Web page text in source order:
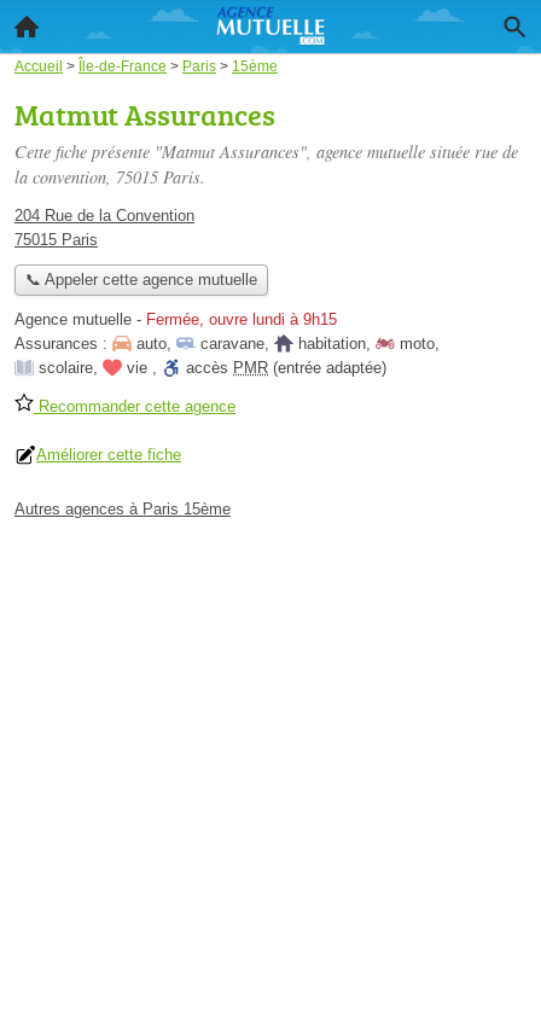
Accueil > Île-de-France > Paris > 15ème
Matmut Assurances
Cette fiche présente "Matmut Assurances", agence mutuelle située rue de
la convention, 75015 Paris.
204 Rue de la Convention
75015 Paris
📞 Appeler cette agence mutuelle
Agence mutuelle - Fermée, ouvre lundi à 9h15
Assurances :
auto, caravane, habitation, moto,
scolaire, vie , accès PMR (entrée adaptée)
Recommander cette agence
Améliorer cette fiche
Autres agences à Paris 15ème